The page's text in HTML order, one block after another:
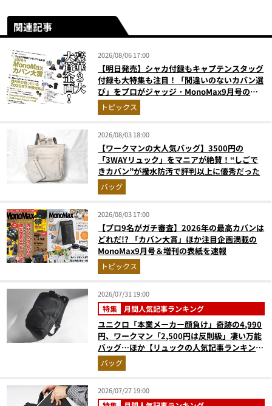
関連記事
2026/08/06 17:00
【明日発売】シャカ付録もキャプテンスタッグ
付録も大特集も注目！「間違いのないカバン選
び」をプロがジャッジ・MonoMax9月号の目
次を公開
トピックス
2026/08/03 18:00
【ワークマンの大人気バッグ】3500円の
「3WAYリュック」をマニアが絶賛！“しごで
きカバン”が撥水防汚で評判以上に優秀だった
バッグ
2026/08/03 17:00
【プロ9名がガチ審査】2026年の最高カバンは
どれだ!? 「カバン大賞」ほか注目企画満載の
MonoMax9月号＆増刊の表紙を速報
トピックス
2026/07/31 19:00
特集 月間人気記事ランキング
ユニクロ「本業メーカー顔負け」奇跡の4,990
円、ワークマン「2,500円は反則級」凄い万能
バッグ…ほか【リュックの人気記事ランキング
ベスト3】（2026年6月版）
バッグ
2026/07/27 19:00